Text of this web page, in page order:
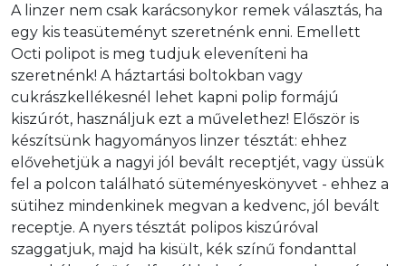
A linzer nem csak karácsonykor remek választás, ha
egy kis teasüteményt szeretnénk enni. Emellett
Octi polipot is meg tudjuk eleveníteni ha
szeretnénk! A háztartási boltokban vagy
cukrászkellékesnél lehet kapni polip formájú
kiszúrót, használjuk ezt a művelethez! Először is
készítsünk hagyományos linzer tésztát: ehhez
elővehetjük a nagyi jól bevált receptjét, vagy üssük
fel a polcon található süteményeskönyvet - ehhez a
sütihez mindenkinek megvan a kedvenc, jól bevált
receptje. A nyers tésztát polipos kiszúróval
szaggatjuk, majd ha kisült, kék színű fondanttal